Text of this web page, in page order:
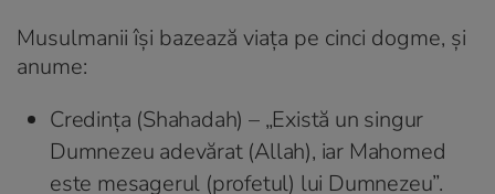
Musulmanii își bazează viața pe cinci dogme, și
anume:
Credința (Shahadah) – „Există un singur
Dumnezeu adevărat (Allah), iar Mahomed
este mesagerul (profetul) lui Dumnezeu”.